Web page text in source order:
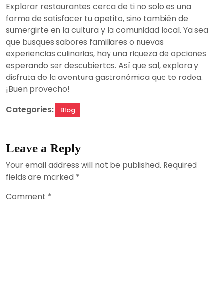
Explorar restaurantes cerca de ti no solo es una
forma de satisfacer tu apetito, sino también de
sumergirte en la cultura y la comunidad local. Ya sea
que busques sabores familiares o nuevas
experiencias culinarias, hay una riqueza de opciones
esperando ser descubiertas. Así que sal, explora y
disfruta de la aventura gastronómica que te rodea.
¡Buen provecho!
Categories:
Blog
Leave a Reply
Your email address will not be published. Required
fields are marked *
Comment *